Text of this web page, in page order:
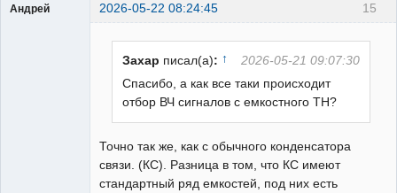
15
Андрей 2026-05-22 08:24:45
Захар писал(а): ↑
2026-05-21 09:07:30
Спасибо, а как все таки происходит
отбор ВЧ сигналов с емкостного ТН?
Точно так же, как с обычного конденсатора
связи. (КС). Разница в том, что КС имеют
стандартный ряд емкостей, под них есть